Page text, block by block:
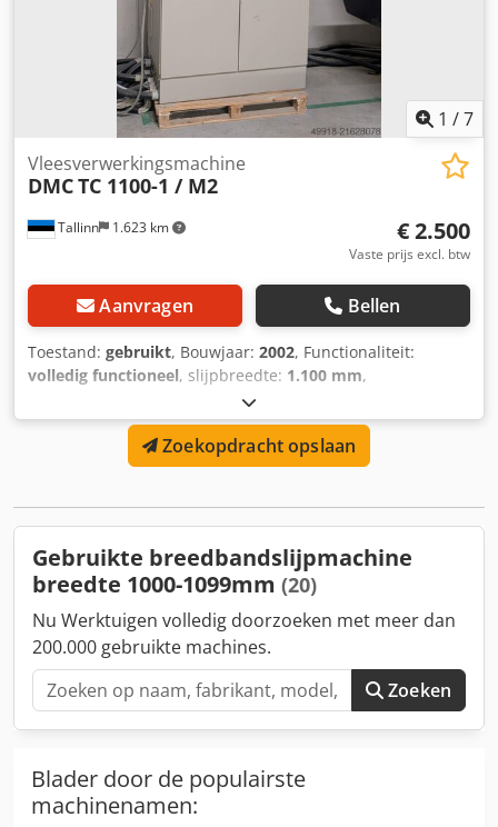
1 /7
Tallinn 1.623 km
Vleesverwerkingsmachine
DMCTC 1100-1 / M2
€ 2.500
Vaste prijs excl. btw
Aanvragen Bellen
Toestand: gebruikt, Bouwjaar: 2002, Functionaliteit:
volledig functioneel, slijpbreedte: 1.100 mm,
, type ingangsstroom:
Machine is operationeel. Het is mogelijk om schuren op
2+2 niveaus uit te voeren. Cjdpfx Akeyybgre Eorf
Zoekopdracht opslaan
Gebruikte breedbandslijpmachine
breedte 1000-1099mm (20)
Nu Werktuigen volledig doorzoeken met meer dan
200.000 gebruikte machines.
Zoeken
Blader door de populairste
machinenamen: